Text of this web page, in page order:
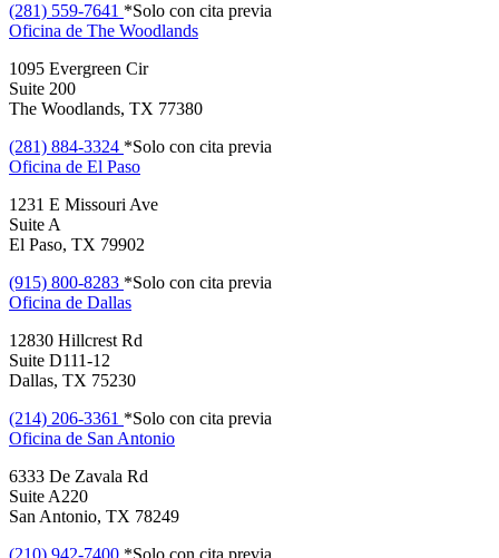
(281) 559-7641 *Solo con cita previa
Oficina de The Woodlands
1095 Evergreen Cir
Suite 200
The Woodlands, TX 77380
(281) 884-3324 *Solo con cita previa
Oficina de El Paso
1231 E Missouri Ave
Suite A
El Paso, TX 79902
(915) 800-8283 *Solo con cita previa
Oficina de Dallas
12830 Hillcrest Rd
Suite D111-12
Dallas, TX 75230
(214) 206-3361 *Solo con cita previa
Oficina de San Antonio
6333 De Zavala Rd
Suite A220
San Antonio, TX 78249